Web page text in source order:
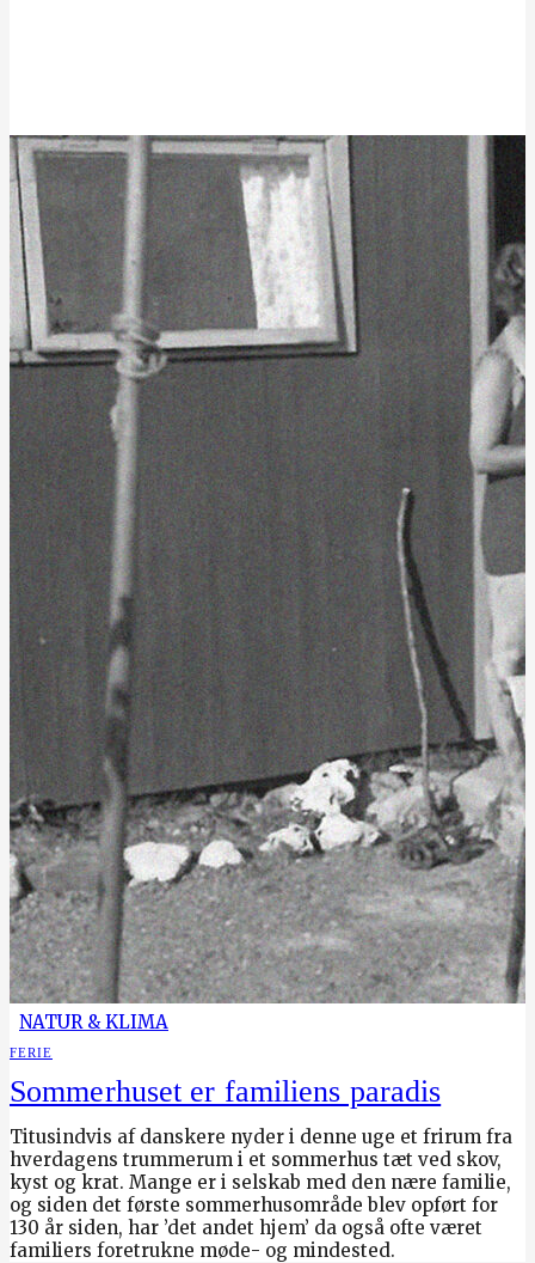
NATUR & KLIMA
FERIE
Sommerhuset er familiens paradis
Titusindvis af danskere nyder i denne uge et frirum fra
hverdagens trummerum i et sommerhus tæt ved skov,
kyst og krat. Mange er i selskab med den nære familie,
og siden det første sommerhusområde blev opført for
130 år siden, har ’det andet hjem’ da også ofte været
familiers foretrukne møde- og mindested.